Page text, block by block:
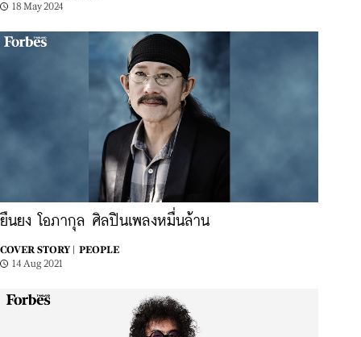
18 May 2024
ยืนยง โอภากุล ศิลปินเพลงหมื่นล้าน
COVER STORY |
PEOPLE
14 Aug 2021